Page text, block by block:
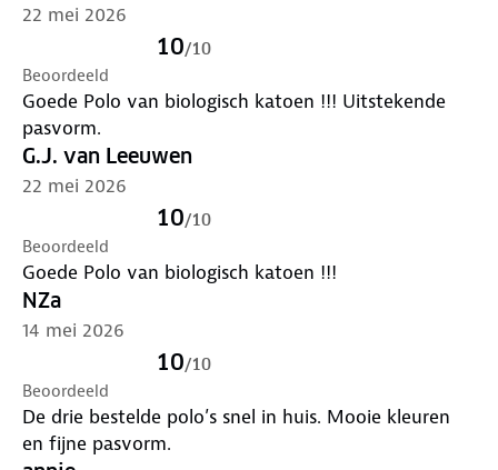
22 mei 2026
10/10
Beoordeeld
Goede Polo van biologisch katoen !!! Uitstekende
pasvorm.
G.J. van Leeuwen
22 mei 2026
10/10
Beoordeeld
Goede Polo van biologisch katoen !!!
NZa
14 mei 2026
10/10
Beoordeeld
De drie bestelde polo’s snel in huis. Mooie kleuren
en fijne pasvorm.